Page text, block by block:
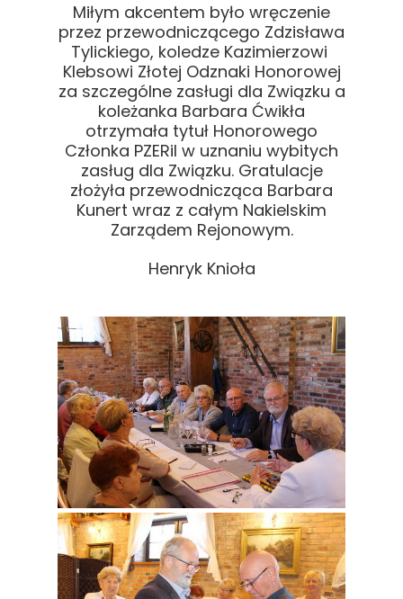
Miłym akcentem było wręczenie
przez przewodniczącego Zdzisława
Tylickiego, koledze Kazimierzowi
Klebsowi Złotej Odznaki Honorowej
za szczególne zasługi dla Związku a
koleżanka Barbara Ćwikła
otrzymała tytuł Honorowego
Członka PZERiI w uznaniu wybitych
zasług dla Związku. Gratulacje
złożyła przewodnicząca Barbara
Kunert wraz z całym Nakielskim
Zarządem Rejonowym.
Henryk Knioła